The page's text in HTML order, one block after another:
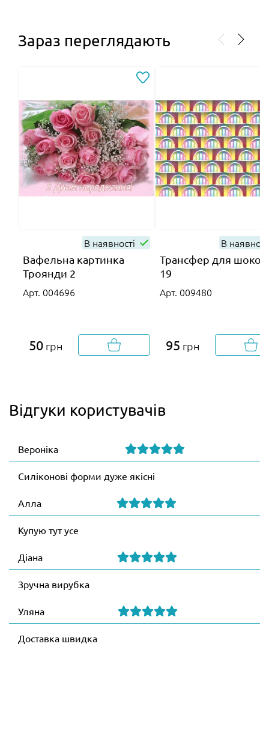
Зараз переглядають
В наявності
Вафельна картинка
Троянди 2
Арт. 004696
50 грн
В
Трансфер для
19
Арт. 009480
95 грн
Відгуки користувачів
Вероніка
Силіконові форми дуже якісні
Алла
Купую тут усе
Діана
Зручна вирубка
Уляна
Доставка швидка